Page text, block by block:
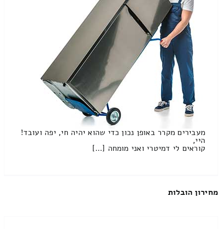
מעבירים מקרר באופן נכון כדי שהוא יהיה חי, יפה ועובד!
היי,
קוראים לי דמיטרי ואני מומחה […]
מחירון הובלות